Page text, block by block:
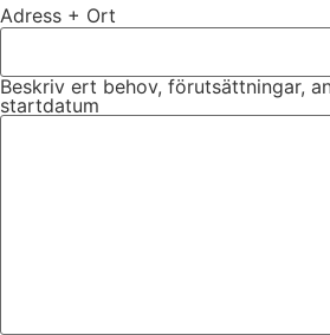
Adress + Ort
Beskriv ert behov, förutsättningar,
startdatum